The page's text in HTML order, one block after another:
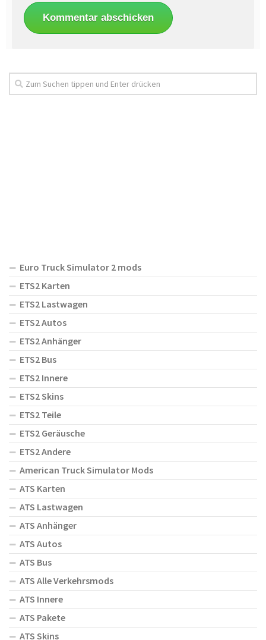
Euro Truck Simulator 2 mods
ETS2 Karten
ETS2 Lastwagen
ETS2 Autos
ETS2 Anhänger
ETS2 Bus
ETS2 Innere
ETS2 Skins
ETS2 Teile
ETS2 Geräusche
ETS2 Andere
American Truck Simulator Mods
ATS Karten
ATS Lastwagen
ATS Anhänger
ATS Autos
ATS Bus
ATS Alle Verkehrsmods
ATS Innere
ATS Pakete
ATS Skins